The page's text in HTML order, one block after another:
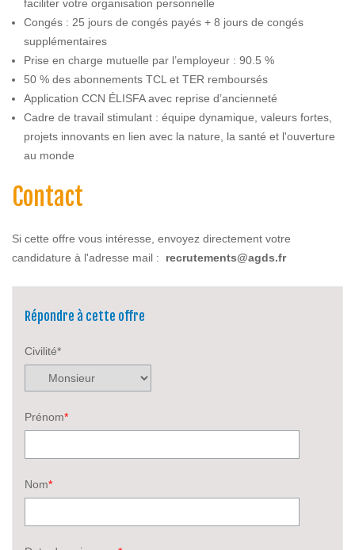
faciliter votre organisation personnelle
Congés : 25 jours de congés payés + 8 jours de congés
supplémentaires
Prise en charge mutuelle par l’employeur : 90.5 %
50 % des abonnements TCL et TER remboursés
Application CCN ÉLISFA avec reprise d’ancienneté
Cadre de travail stimulant : équipe dynamique, valeurs fortes,
projets innovants en lien avec la nature, la santé et l'ouverture
au monde
Contact
Si cette offre vous intéresse, envoyez directement votre
candidature à l'adresse mail : recrutements@agds.fr
Répondre à cette offre
Civilité*
Prénom*
Nom*